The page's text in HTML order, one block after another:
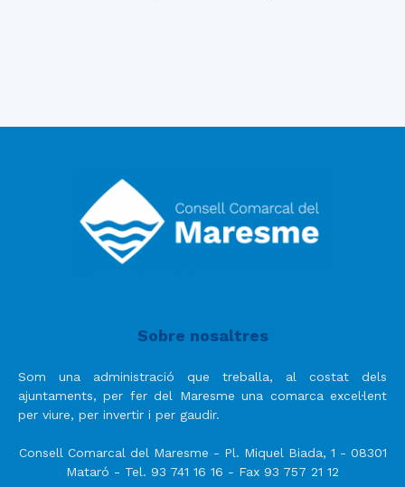
Sobre nosaltres
Som una administració que treballa, al costat dels
ajuntaments, per fer del Maresme una comarca excel·lent
per viure, per invertir i per gaudir.
Consell Comarcal del Maresme - Pl. Miquel Biada, 1 - 08301
Mataró - Tel. 93 741 16 16 - Fax 93 757 21 12